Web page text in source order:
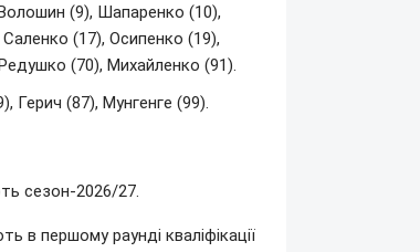
(9), Шапаренко (10),
(17), Осипенко (19),
(70), Михайленко (91).
Герич (87), Мунгенге (99).
сезон-2026/27.
в першому раунді кваліфікації